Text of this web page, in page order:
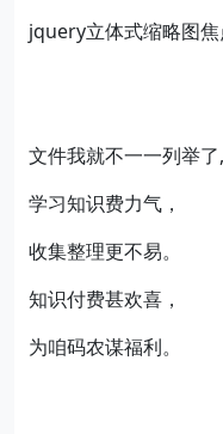
jquery立体式缩略图
文件我就不一一列举
学习知识费力气，
收集整理更不易。
知识付费甚欢喜，
为咱码农谋福利。